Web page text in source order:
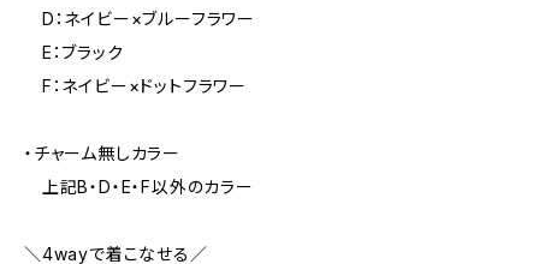
D：ネイビー×ブルーフラワー
E：ブラック
F：ネイビー×ドットフラワー
・チャーム無しカラー
上記B・D・E・F以外のカラー
＼4wayで着こなせる／